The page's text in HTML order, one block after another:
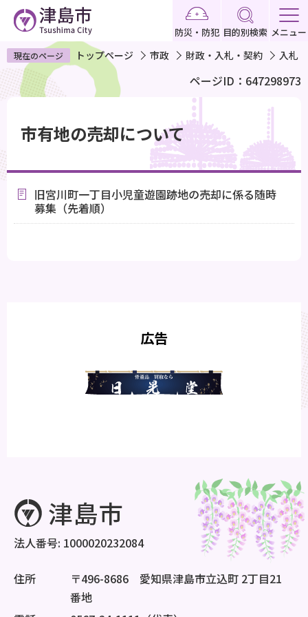
ペ
ー
ジ
の
で
す
防災・防犯 目的別検索 メニュー
現在のページ トップページ 市政 財政・入札・契約 入札
ページID：647298973
市有地の売却について
旧宮川町一丁目小児童遊園跡地の売却に係る随時
募集（先着順）
広告
法人番号: 1000020232084
住所
〒496-8686 愛知県津島市立込町 2丁目21
番地